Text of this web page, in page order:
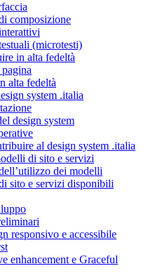
composizione
(microtesti)
in alta fedeltà
alta fedeltà
system .italia
design system
al design system .italia
di sito e servizi
dei modelli
sito e servizi disponibili
responsivo e accessibile
enhancement e Graceful